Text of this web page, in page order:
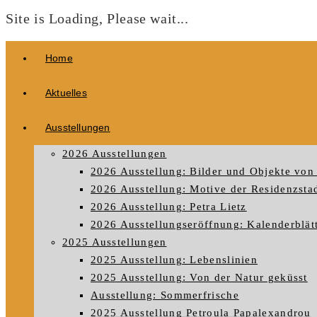
Site is Loading, Please wait...
Home
Aktuelles
Ausstellungen
2026 Ausstellungen
2026 Ausstellung: Bilder und Objekte
2026 Ausstellung: Motive der
2026 Ausstellung: Petra Lietz
2026 Ausstellungseröffnung:
2025 Ausstellungen
2025 Ausstellung: Lebenslinien
2025 Ausstellung: Von der Natur geküsst
Ausstellung: Sommerfrische
2025 Ausstellung Petroula Papalexandrou